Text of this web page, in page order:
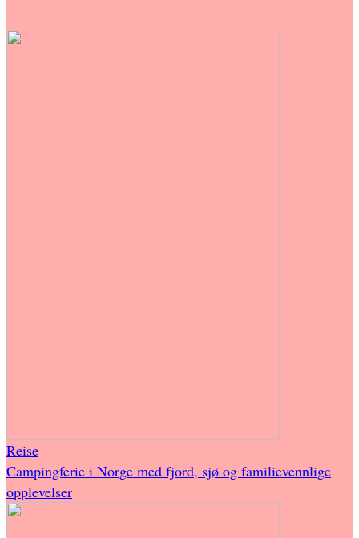
Reise
Campingferie i Norge med fjord, sjø og familievennlige
opplevelser